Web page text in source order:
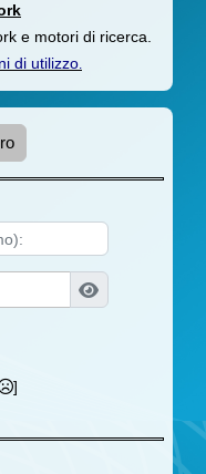
e motori di ricerca.
di utilizzo.
]